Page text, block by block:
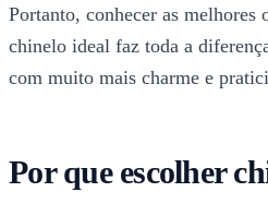
Portanto, conhecer as melhores
chinelo ideal faz toda a
com muito mais charme e
Por que escolher